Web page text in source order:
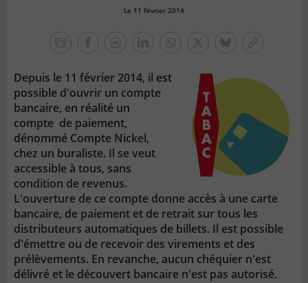
Le 11 février 2014
lien
Depuis le 11 février 2014, il est
possible d'ouvrir un compte
bancaire, en réalité un
compte de paiement,
dénommé Compte Nickel,
chez un buraliste. Il se veut
accessible à tous, sans
condition de revenus.
L'ouverture de ce compte donne accès à une carte
bancaire, de paiement et de retrait sur tous les
distributeurs automatiques de billets. Il est possible
d'émettre ou de recevoir des virements et des
prélèvements. En revanche, aucun chéquier n'est
délivré et le découvert bancaire n'est pas autorisé.